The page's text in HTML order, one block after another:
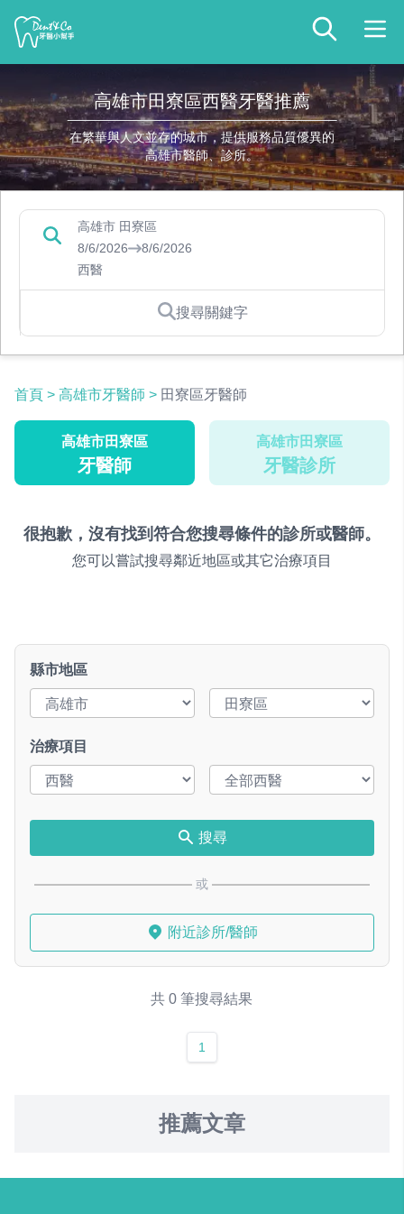
高雄市田寮區西醫牙醫推薦
在繁華與人文並存的城市，提供服務品質優異的
高雄市醫師、診所。
高雄市 田寮區
8/6/2026
8/6/2026
西醫
搜尋關鍵字
首頁 > 高雄市牙醫師 > 田寮區牙醫師
高雄市田寮區
牙醫師
高雄市田寮區
牙醫診所
很抱歉，沒有找到符合您搜尋條件的診所或醫師。
您可以嘗試搜尋鄰近地區或其它治療項目
縣市地區
治療項目
搜尋
或
附近診所/醫師
共 0 筆搜尋結果
1
推薦文章